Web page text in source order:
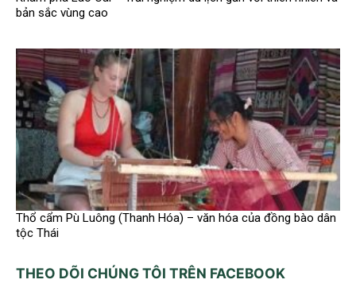
bản sắc vùng cao
Thổ cẩm Pù Luông (Thanh Hóa) – văn hóa của đồng bào dân
tộc Thái
THEO DÕI CHÚNG TÔI TRÊN FACEBOOK